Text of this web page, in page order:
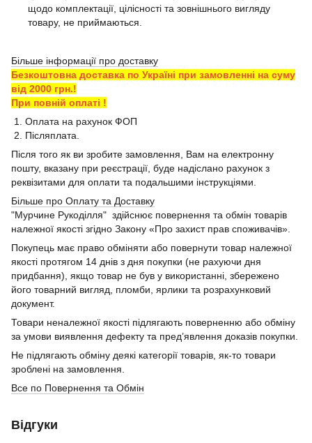
щодо комплектації, цілісності та зовнішнього вигляду
товару, не приймаються.
Більше інформації про доставку
Безкоштовна доставка по Україні при замовленні на суму
від 2000 грн.!
При повній оплаті !
1. Оплата на рахунок ФОП
2. Післяплата.
Після того як ви зробите замовлення, Вам на електронну
пошту, вказану при реєстрації, буде надіслано рахунок з
реквізитами для оплати та подальшими інструкціями.
Більше про Оплату та Доставку
"Мурчине Рукоділля" здійснює повернення та обмін товарів
належної якості згідно Закону «Про захист прав споживачів».
Покупець має право обміняти або повернути товар належної
якості протягом 14 днів з дня покупки (не рахуючи дня
придбання), якщо товар не був у використанні, збережено
його товарний вигляд, пломби, ярлики та розрахунковий
документ.
Товари неналежної якості підлягають поверненню або обміну
за умови виявлення дефекту та пред’явлення доказів покупки.
Не підлягають обміну деякі категорії товарів, як-то товари
зроблені на замовлення.
Все по Повернення та Обмін
Відгуки